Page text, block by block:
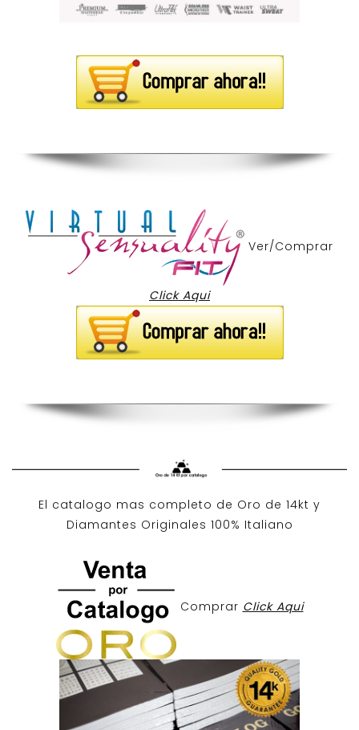
Ver/Comprar
Click Aqui
El catalogo mas completo de Oro de 14kt y
Diamantes Originales 100% Italiano
Comprar Click Aqui